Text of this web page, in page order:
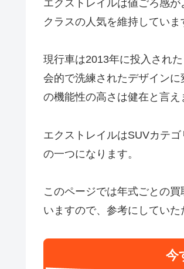
エクストレイルは値ごろ感
クラスの人気を維持していま
現行車は2013年に投入され
会的で洗練されたデザイン
の機能性の高さは健在と言え
エクストレイルはSUVカテ
の一つになります。
このページでは年式ごとの
いますので、参考にしていた
今